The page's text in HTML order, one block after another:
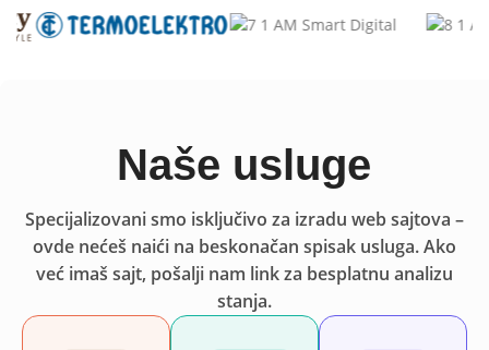
Naše usluge
Specijalizovani smo isključivo za izradu web sajtova –
ovde nećeš naići na beskonačan spisak usluga. Ako
već imaš sajt, pošalji nam link za besplatnu analizu
stanja.